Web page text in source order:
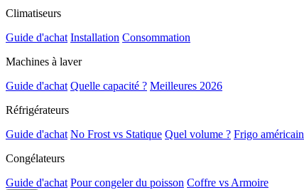
Climatiseurs
Guide d'achat Installation Consommation
Machines à laver
Guide d'achat Quelle capacité ? Meilleures 2026
Réfrigérateurs
Guide d'achat No Frost vs Statique Quel volume ? Frigo américain
Congélateurs
Guide d'achat Pour congeler du poisson Coffre vs Armoire